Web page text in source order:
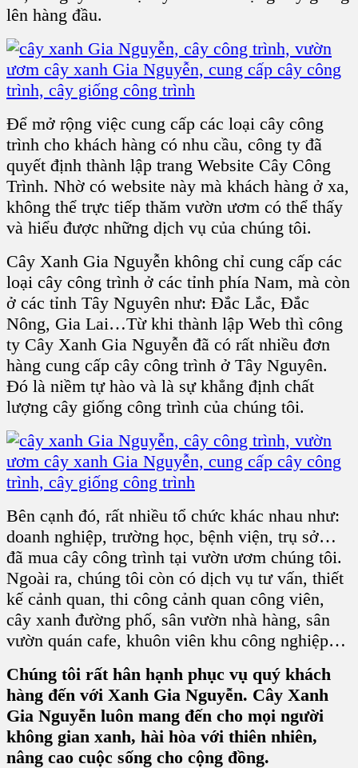
lên hàng đầu.
Để mở rộng việc cung cấp các loại cây công
trình cho khách hàng có nhu cầu, công ty đã
quyết định thành lập trang Website Cây Công
Trình. Nhờ có website này mà khách hàng ở xa,
không thể trực tiếp thăm vườn ươm có thể thấy
và hiểu được những dịch vụ của chúng tôi.
Cây Xanh Gia Nguyễn không chỉ cung cấp các
loại cây công trình ở các tỉnh phía Nam, mà còn
ở các tỉnh Tây Nguyên như: Đắc Lắc, Đắc
Nông, Gia Lai…Từ khi thành lập Web thì công
ty Cây Xanh Gia Nguyễn đã có rất nhiều đơn
hàng cung cấp cây công trình ở Tây Nguyên.
Đó là niềm tự hào và là sự khẳng định chất
lượng cây giống công trình của chúng tôi.
Bên cạnh đó, rất nhiều tổ chức khác nhau như:
doanh nghiệp, trường học, bệnh viện, trụ sở…
đã mua cây công trình tại vườn ươm chúng tôi.
Ngoài ra, chúng tôi còn có dịch vụ tư vấn, thiết
kế cảnh quan, thi công cảnh quan công viên,
cây xanh đường phố, sân vườn nhà hàng, sân
vườn quán cafe, khuôn viên khu công nghiệp…
Chúng tôi rất hân hạnh phục vụ quý khách
hàng đến với Xanh Gia Nguyễn. Cây Xanh
Gia Nguyễn luôn mang đến cho mọi người
không gian xanh, hài hòa với thiên nhiên,
nâng cao cuộc sống cho cộng đồng.